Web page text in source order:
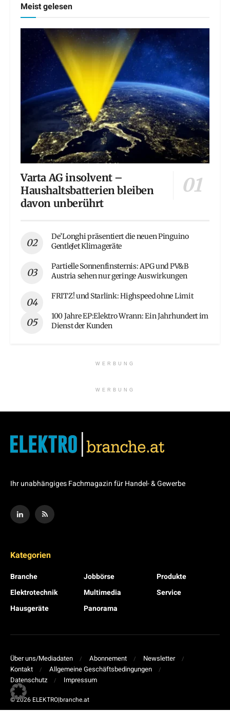
Meist gelesen
Varta AG insolvent –
Haushaltsbatterien bleiben
davon unberührt
De’Longhi präsentiert die neuen Pinguino
GentleJet Klimageräte
Partielle Sonnenfinsternis: APG und PV&B
Austria sehen nur geringe Auswirkungen
FRITZ! und Starlink: Highspeed ohne Limit
100 Jahre EP:Elektro Wrann: Ein Jahrhundert im
Dienst der Kunden
WERBUNG
WERBUNG
Ihr unabhängiges Fachmagazin für Handel- & Gewerbe
Kategorien
Branche
Elektrotechnik
Hausgeräte
Jobbörse
Multimedia
Panorama
Produkte
Service
Über uns/Mediadaten Abonnement
Newsletter
Kontakt
Allgemeine Geschäftsbedingungen
Datenschutz
Impressum
© 2026 ELEKTRO|branche.at